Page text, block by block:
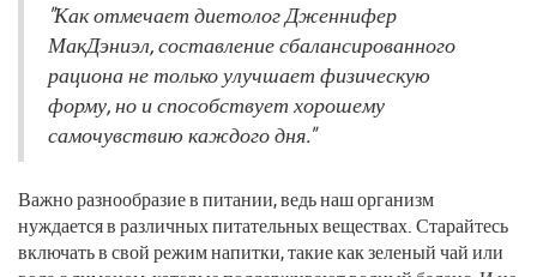
"Как отмечает диетолог Дженнифер
МакДэниэл, составление сбалансированного
рациона не только улучшает физическую
форму, но и способствует хорошему
самочувствию каждого дня."
Важно разнообразие в питании, ведь наш организм
нуждается в различных питательных веществах. Старайтесь
включать в свой режим напитки, такие как зеленый чай или